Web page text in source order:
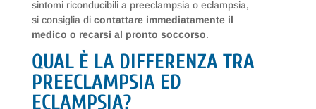
sintomi riconducibili a preeclampsia o eclampsia,
si consiglia di contattare immediatamente il
medico o recarsi al pronto soccorso.
QUAL È LA DIFFERENZA TRA
PREECLAMPSIA ED
ECLAMPSIA?